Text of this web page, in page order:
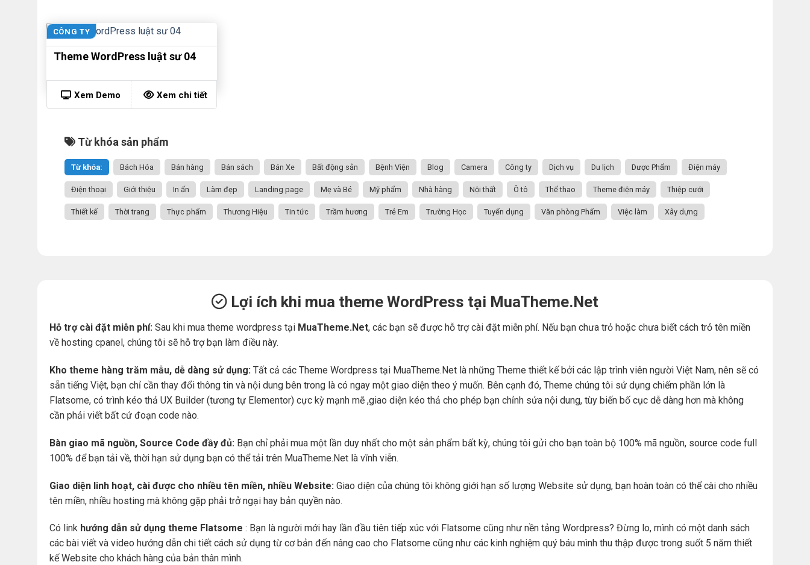
CÔNG TY
Theme WordPress luật sư 04
Xem Demo Xem chi tiết
Từ khóa sản phẩm
Từ khóa: Bách Hóa Bán hàng Bán sách Bán Xe Bất động sản Bệnh Viện Blog Camera Công ty Dịch vụ Du lịch Dược Phẩm Điện máy
Điện thoại Giới thiệu In ấn Làm đẹp Landing page Mẹ và Bé Mỹ phẩm Nhà hàng Nội thất Ô tô Thể thao Theme điện máy Thiệp cưới
Thiết kế Thời trang Thực phẩm Thương Hiệu Tin tức Trầm hương Trẻ Em Trường Học Tuyển dụng Văn phòng Phẩm Việc làm Xây dựng
Lợi ích khi mua theme WordPress tại MuaTheme.Net
Hỗ trợ cài đặt miễn phí: Sau khi mua theme wordpress tại MuaTheme.Net, các bạn sẽ được hỗ trợ cài đặt miễn phí. Nếu bạn chưa trỏ hoặc chưa biết cách trỏ tên miền
về hosting cpanel, chúng tôi sẽ hỗ trợ bạn làm điều này.
Kho theme hàng trăm mẫu, dễ dàng sử dụng: Tất cả các Theme Wordpress tại MuaTheme.Net là những Theme thiết kế bởi các lập trình viên người Việt Nam, nên sẽ có
sẵn tiếng Việt, bạn chỉ cần thay đổi thông tin và nội dung bên trong là có ngay một giao diện theo ý muốn. Bên cạnh đó, Theme chúng tôi sử dụng chiếm phần lớn là
Flatsome, có trình kéo thả UX Builder (tương tự Elementor) cực kỳ mạnh mẽ ,giao diện kéo thả cho phép bạn chỉnh sửa nội dung, tùy biến bố cục dễ dàng hơn mà không
cần phải viết bất cứ đoạn code nào.
Bàn giao mã nguồn, Source Code đầy đủ: Bạn chỉ phải mua một lần duy nhất cho một sản phẩm bất kỳ, chúng tôi gửi cho bạn toàn bộ 100% mã nguồn, source code full
100% để bạn tải về, thời hạn sử dụng bạn có thể tải trên MuaTheme.Net là vĩnh viễn.
Giao diện linh hoạt, cài được cho nhiều tên miền, nhiều Website: Giao diện của chúng tôi không giới hạn số lượng Website sử dụng, bạn hoàn toàn có thể cài cho nhiều
tên miền, nhiều hosting mà không gặp phải trở ngại hay bản quyền nào.
Có link hướng dẫn sử dụng theme Flatsome : Bạn là người mới hay lần đầu tiên tiếp xúc với Flatsome cũng như nền tảng Wordpress? Đừng lo, mình có một danh sách
các bài viết và video hướng dẫn chi tiết cách sử dụng từ cơ bản đến nâng cao cho Flatsome cũng như các kinh nghiệm quý báu mình thu thập được trong suốt 5 năm thiết
kế Website cho khách hàng của bản thân mình.